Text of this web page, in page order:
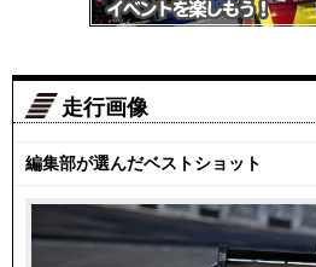
走行画像
編集部が選んだベストショット